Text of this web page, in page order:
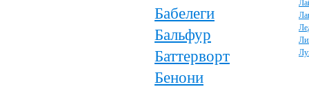
Бабелеги
Бальфур
Баттерворт
Бенони